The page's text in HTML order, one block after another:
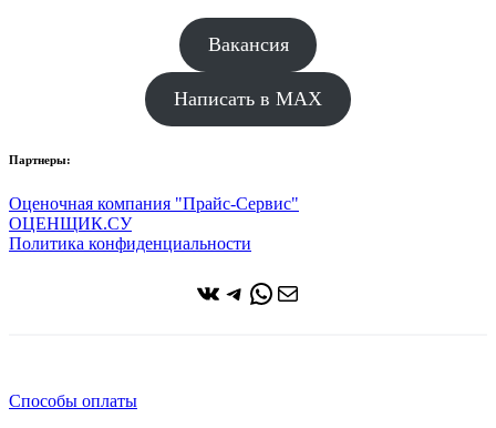
Вакансия
Написать в MAX
Партнеры:
Оценочная компания "Прайс-Сервис"
ОЦЕНЩИК.СУ
Политика конфиденциальности
ВКонтакте
Telegram
WhatsApp
Почта
Способы оплаты